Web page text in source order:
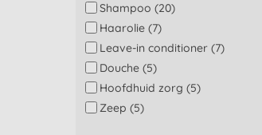
Shampoo (20)
Haarolie (7)
Leave-in conditioner (7)
Douche (5)
Hoofdhuid zorg (5)
Zeep (5)